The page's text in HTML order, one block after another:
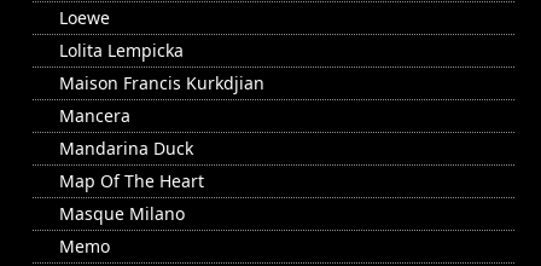
Loewe
Lolita Lempicka
Maison Francis Kurkdjian
Mancera
Mandarina Duck
Map Of The Heart
Masque Milano
Memo